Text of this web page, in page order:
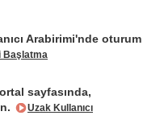
Arabirimi'nde oturum
Başlatma
sayfasında,
Uzak Kullanıcı